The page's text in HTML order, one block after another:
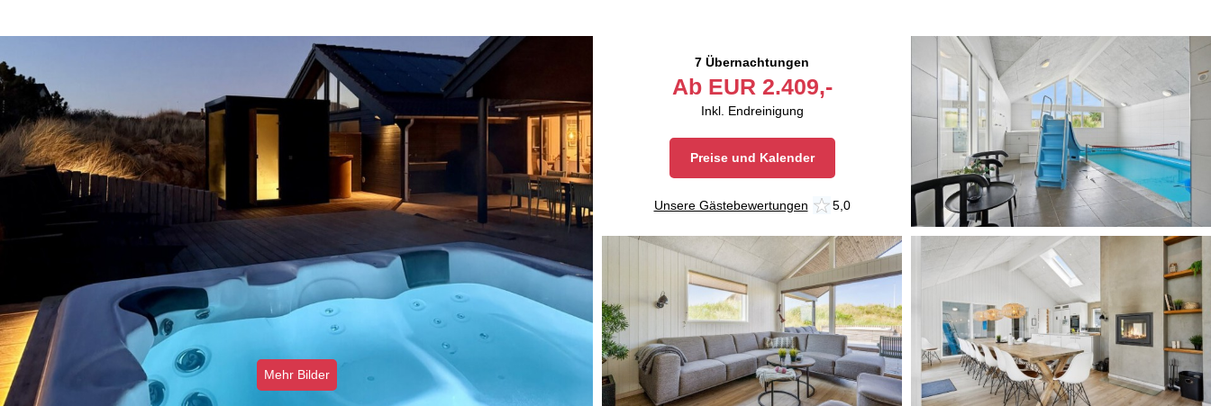
Mehr Bilder
7 Übernachtungen
Ab EUR 2.409,-
Inkl. Endreinigung
Preise und Kalender
Unsere Gästebewertungen 5,0